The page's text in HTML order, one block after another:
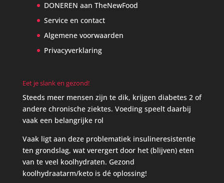
DONEREN aan TheNewFood
Service en contact
Algemene voorwaarden
Privacyverklaring
Eet je slank en gezond!
Steeds meer mensen zijn te dik, krijgen diabetes 2 of
andere chronische ziektes. Voeding speelt daarbij
vaak een belangrijke rol
Vaak ligt aan deze problematiek insulineresistentie
ten grondslag, wat verergert door het (blijven) eten
van te veel koolhydraten. Gezond
koolhydraatarm/keto is dé oplossing!